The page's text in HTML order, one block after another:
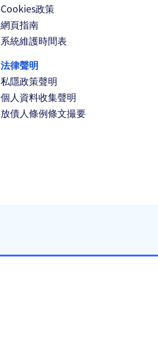
Cookies政策
網頁指南
系統維護時間表
法律聲明
私隱政策聲明
個人資料收集聲明
放債人條例條文撮要